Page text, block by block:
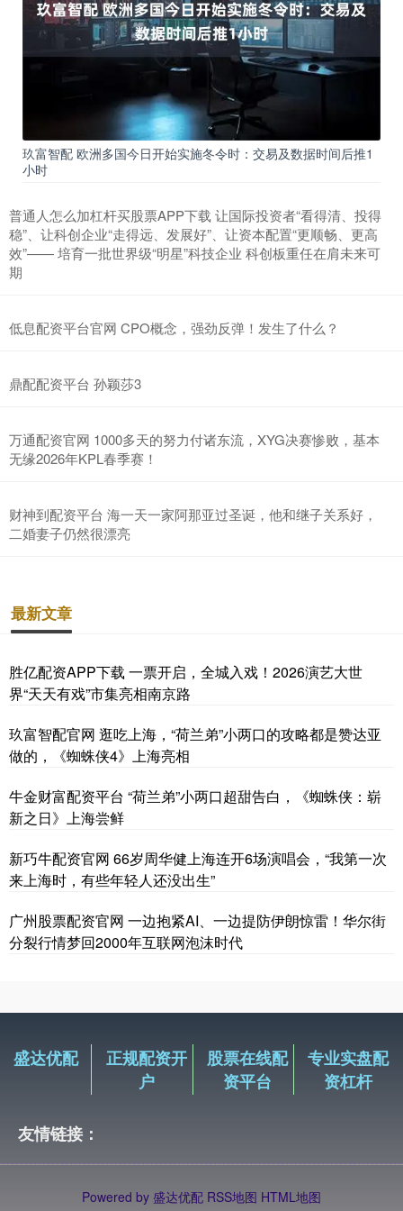
玖富智配 欧洲多国今日开始实施冬令时：交易及数据时间后推1
小时
普通人怎么加杠杆买股票APP下载 让国际投资者“看得清、投得
稳”、让科创企业“走得远、发展好”、让资本配置“更顺畅、更高
效”—— 培育一批世界级“明星”科技企业 科创板重任在肩未来可
期
低息配资平台官网 CPO概念，强劲反弹！发生了什么？
鼎配配资平台 孙颖莎3
万通配资官网 1000多天的努力付诸东流，XYG决赛惨败，基本
无缘2026年KPL春季赛！
财神到配资平台 海一天一家阿那亚过圣诞，他和继子关系好，
二婚妻子仍然很漂亮
最新文章
胜亿配资APP下载 一票开启，全城入戏！2026演艺大世
界“天天有戏”市集亮相南京路
玖富智配官网 逛吃上海，“荷兰弟”小两口的攻略都是赞达亚
做的，《蜘蛛侠4》上海亮相
牛金财富配资平台 “荷兰弟”小两口超甜告白，《蜘蛛侠：崭
新之日》上海尝鲜
新巧牛配资官网 66岁周华健上海连开6场演唱会，“我第一次
来上海时，有些年轻人还没出生”
广州股票配资官网 一边抱紧AI、一边提防伊朗惊雷！华尔街
分裂行情梦回2000年互联网泡沫时代
盛达优配
正规配资开
户
股票在线配
资平台
专业实盘配
资杠杆
友情链接：
Powered by 盛达优配 RSS地图 HTML地图